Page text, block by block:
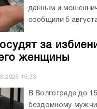
данным и
сообщили 5
за
женщины
16:33
В Волгограде до
бездомному